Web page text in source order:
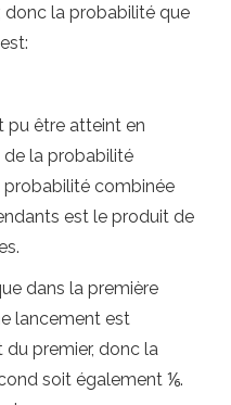
donc la probabilité que
pu être atteint en
la probabilité
probabilité combinée
est le produit de
dans la première
lancement est
premier, donc la
soit également ⅙.